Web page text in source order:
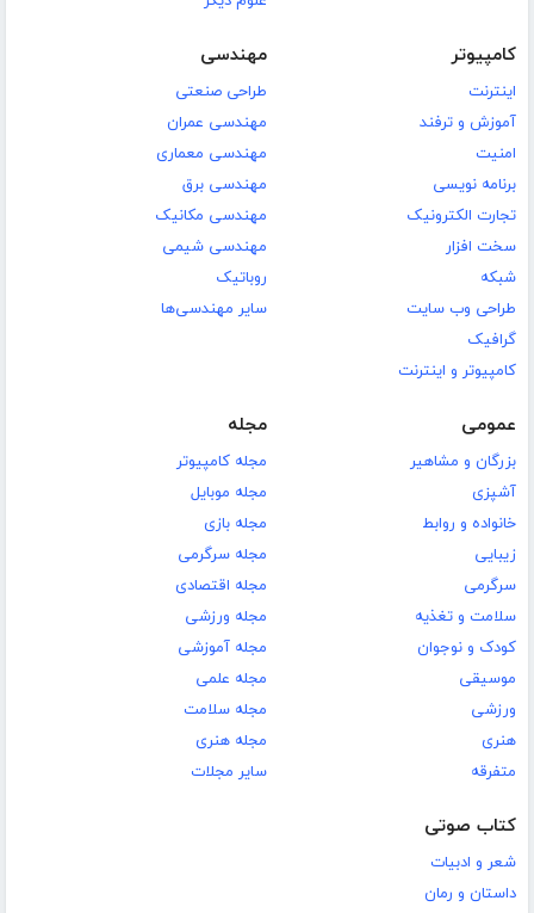
کامپیوتر
اینترنت
آموزش و ترفند
امنیت
برنامه نویسی
تجارت الکترونیک
سخت افزار
شبکه
طراحی وب سایت
گرافیک
کامپیوتر و اینترنت
مهندسی
طراحی صنعتی
مهندسی عمران
مهندسی معماری
مهندسی برق
مهندسی مکانیک
مهندسی شیمی
روباتیک
سایر مهندسی‌ها
عمومی
بزرگان و مشاهیر
آشپزی
خانواده و روابط
زیبایی
سرگرمی
سلامت و تغذیه
کودک و نوجوان
موسیقی
ورزشی
هنری
متفرقه
مجله
مجله کامپیوتر
مجله موبایل
مجله بازی
مجله سرگرمی
مجله اقتصادی
مجله ورزشی
مجله آموزشی
مجله علمی
مجله سلامت
مجله هنری
سایر مجلات
کتاب صوتی
شعر و ادبیات
داستان و رمان